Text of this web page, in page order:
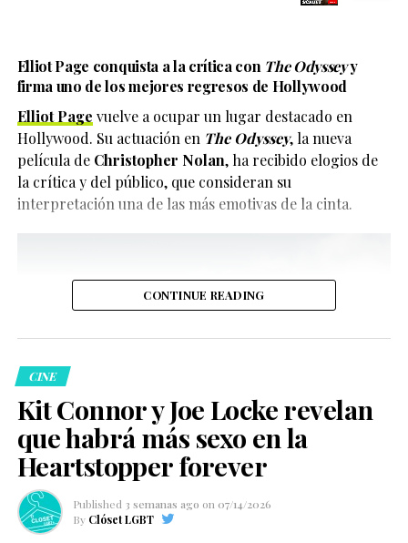
Elliot Page conquista a la crítica con The Odysseyy
firma uno de los mejores regresos de Hollywood
Elliot Page vuelve a ocupar un lugar destacado en
Hollywood. Su actuación en The Odyssey, la nueva
película de Christopher Nolan, ha recibido elogios de
la crítica y del público, que consideran su
interpretación una de las más emotivas de la cinta.
CONTINUE READING
CINE
Kit Connor y Joe Locke revelan
que habrá más sexo en la
Heartstopper forever
Published 3 semanas ago on 07/14/2026
By Clóset LGBT